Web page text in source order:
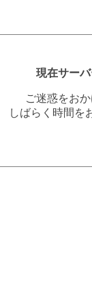
現在サーバ
ご迷惑をお
しばらく時間を